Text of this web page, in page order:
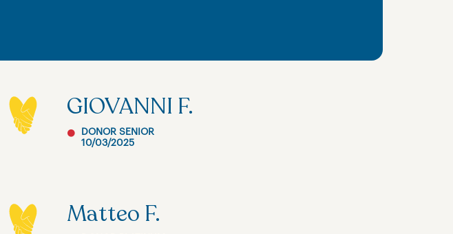
GIOVANNI F.
DONOR SENIOR
10/03/2025
Matteo F.